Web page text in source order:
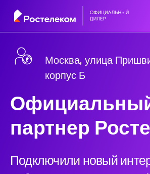
Москва, улица
корпус Б
партнер
Подключили новый